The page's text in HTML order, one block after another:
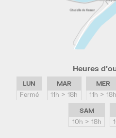
Heures
LUN
Fermé
MAR
11h > 18h
MER
11h > 18h
SAM
10h > 18h